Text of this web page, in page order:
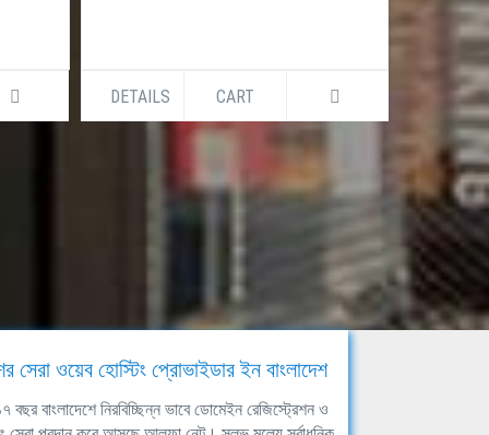
DETAILS CART DETAILS
সেরা ওয়েব হোস্টিং প্রোভাইডার ইন বাংলাদেশ
বছর বাংলাদেশে নিরবিচ্ছিন্ন ভাবে ডোমেইন রেজিস্ট্রেশন ও